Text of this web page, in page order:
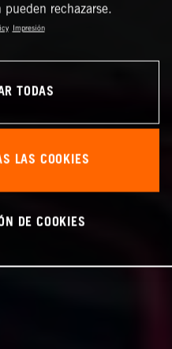
rechazarse.
Impresión
TODAS
LAS COOKIES
DE COOKIES